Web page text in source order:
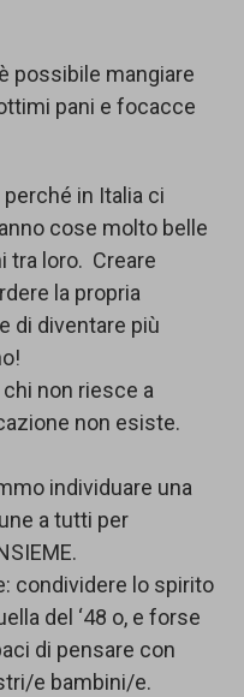
possibile mangiare
pani e focacce
in Italia ci
cose molto belle
tra loro. Creare
la propria
di diventare più
chi non riesce a
non esiste.
individuare una
a tutti per
condividere lo spirito
del ‘48 o, e forse
di pensare con
e bambini/e.